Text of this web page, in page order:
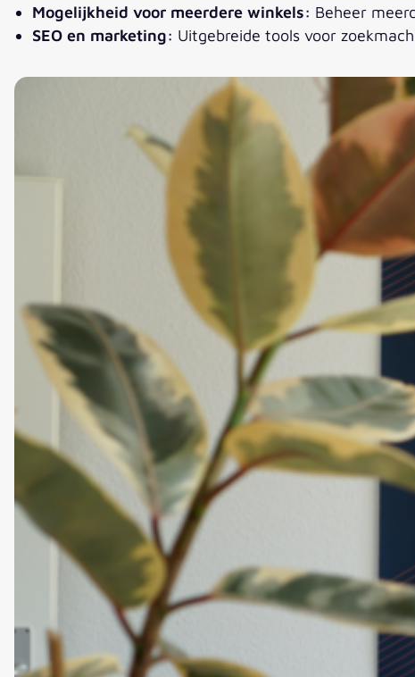
Mogelijkheid voor meerdere winkels: Beheer
SEO en marketing: Uitgebreide tools voor